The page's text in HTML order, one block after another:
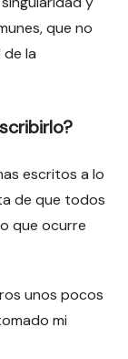
que no
la
escritos a lo
de que todos
que ocurre
unos pocos
mi